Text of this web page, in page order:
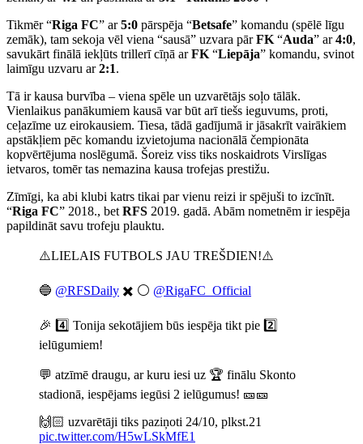
Tikmēr “Riga FC” ar5:0 pārspēja “Betsafe” komandu (spēlē līgu
zemāk), tam sekoja vēl viena “sausā” uzvara pārFK “Auda” ar4:0,
savukārt finālā iekļūts trillerī cīņā arFK “Liepāja” komandu, svinot
laimīgu uzvaru ar2:1.
Tā ir kausa burvība – viena spēle un uzvarētājs soļo tālāk.
Vienlaikus panākumiem kausā var būt arī tiešs ieguvums, proti,
ceļazīme uz eirokausiem. Tiesa, tādā gadījumā ir jāsakrīt vairākiem
apstākļiem pēc komandu izvietojuma nacionālā čempionāta
kopvērtējuma noslēgumā. Šoreiz viss tiks noskaidrots Virslīgas
ietvaros, tomēr tas nemazina kausa trofejas prestižu.
Zīmīgi, ka abi klubi katrs tikai par vienu reizi ir spējuši to izcīnīt.
“Riga FC” 2018., bet RFS 2019. gadā. Abām nometnēm ir iespēja
papildināt savu trofeju plauktu.
⚠️LIELAIS FUTBOLS JAU TREŠDIEN!⚠️
🔵 @RFSDaily ✖️ ⚪️ @RigaFC_Official
🎉 4️⃣ Tonija sekotājiem būs iespēja tikt pie 2️⃣
ielūgumiem!
💬 atzīmē draugu, ar kuru iesi uz 🏆 finālu Skonto
stadionā, iespējams iegūsi 2 ielūgumus! 🎫🎫
🙌🏻 uzvarētāji tiks paziņoti 24/10, plkst.21
pic.twitter.com/H5wLSkMfE1